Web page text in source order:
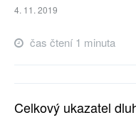
4. 11. 2019
čas čtení 1 minuta
Celkový ukazatel